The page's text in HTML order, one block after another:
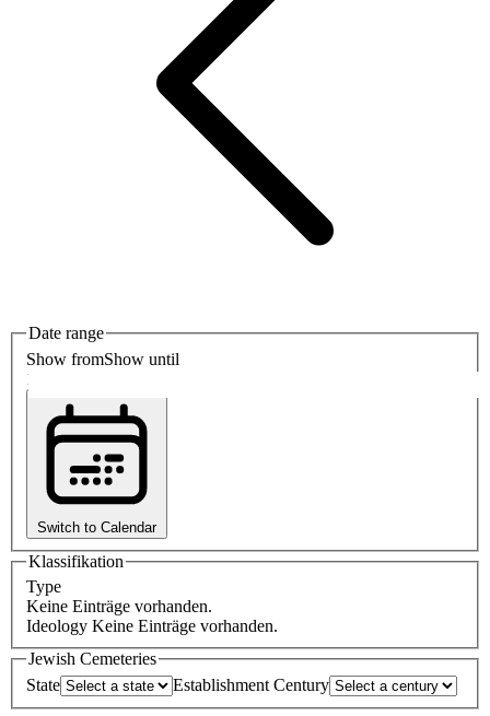
Date range
Show fromShow until
1945
Switch to Calendar
Klassifikation
Type
Keine Einträge vorhanden.
Ideology Keine Einträge vorhanden.
Jewish Cemeteries
State
Establishment Century